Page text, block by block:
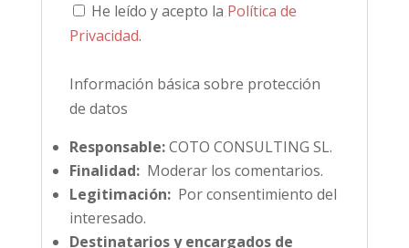
He leído y acepto la Política de
Privacidad.
Información básica sobre protección
de datos
Responsable:COTO CONSULTING SL.
Finalidad:Moderar los comentarios.
Legitimación:Por consentimiento del
interesado.
Destinatarios y encargados de